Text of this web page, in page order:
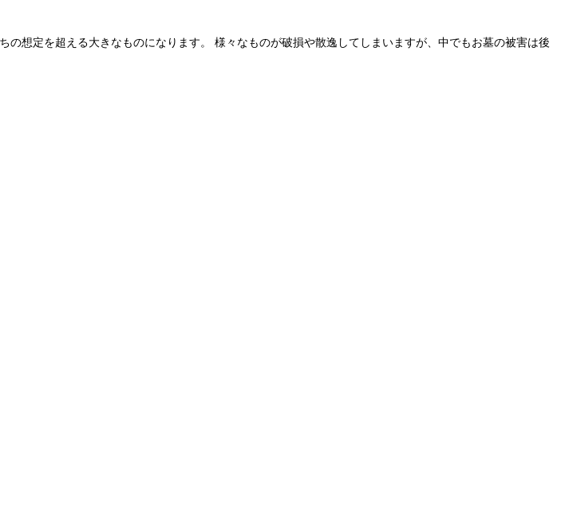
想定を超える大きなものになります。 様々なものが破損や散逸してしまいますが、中でもお墓の被害は後